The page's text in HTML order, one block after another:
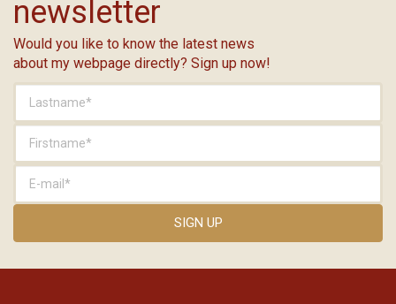
newsletter
Would you like to know the latest news
about my webpage directly? Sign up now!